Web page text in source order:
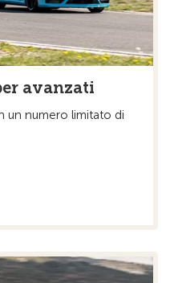
avanzati
un numero limitato di